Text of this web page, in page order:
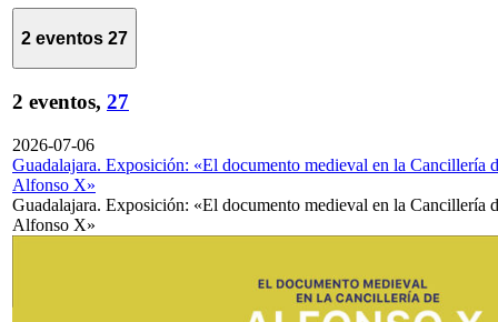
2 eventos 27
2 eventos, 27
2026-07-06
Guadalajara. Exposición: «El documento medieval en la Cancillería
Alfonso X»
Guadalajara. Exposición: «El documento medieval en la Cancillería
Alfonso X»